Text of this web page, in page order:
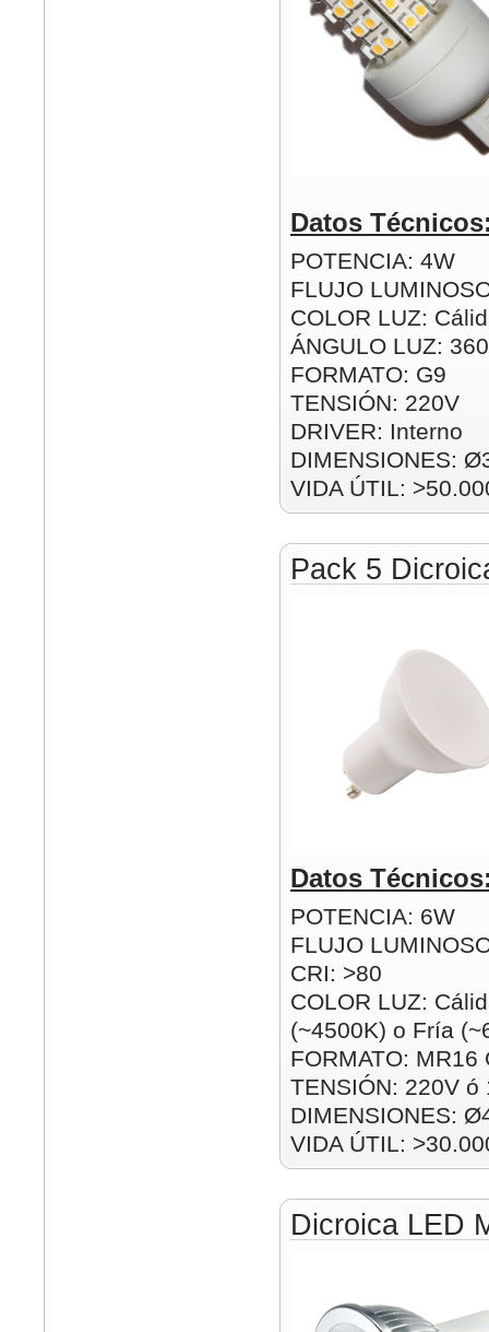
Datos
POTENCIA: 4W
FLUJO
COLOR LUZ:
ÁNGULO LUZ:
FORMATO: G9
TENSIÓN: 220V
DRIVER: Interno
DIMENSIONES:
VIDA ÚTIL:
Pack 5
Datos
POTENCIA: 6W
FLUJO
CRI: >80
COLOR LUZ:
(~4500K) o Fría
FORMATO: MR16
TENSIÓN: 220V ó
DIMENSIONES:
VIDA ÚTIL:
Dicroica LED